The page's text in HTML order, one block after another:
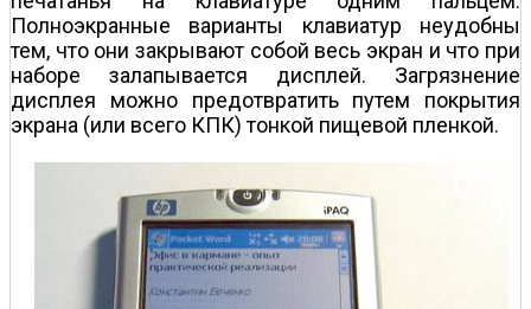
Полноэкранные варианты клавиатур неудобны
тем, что они закрывают собой весь экран и что при
наборе залапывается дисплей. Загрязнение
дисплея можно предотвратить путем покрытия
экрана (или всего КПК) тонкой пищевой пленкой.